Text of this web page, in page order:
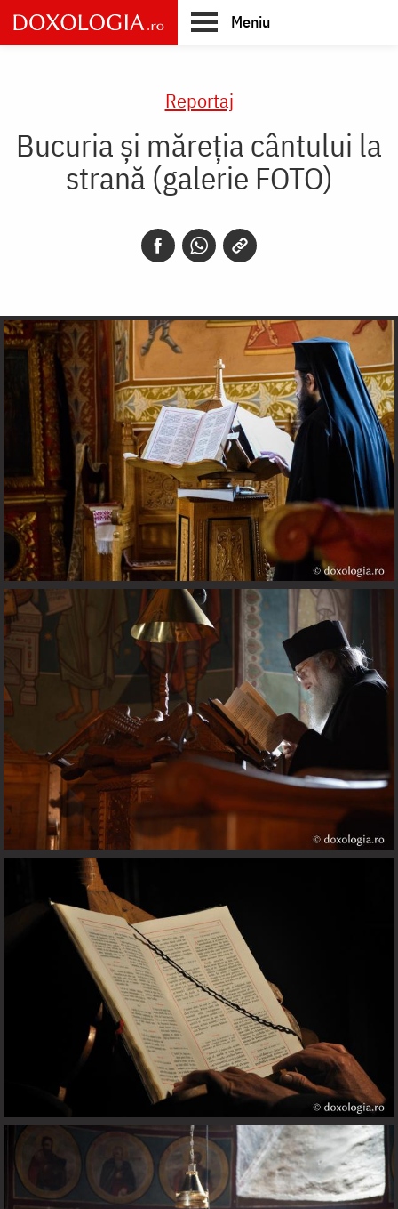
Skip
to
main
Meniu
Reportaj
Bucuria și măreția cântului la
strană (galerie FOTO)